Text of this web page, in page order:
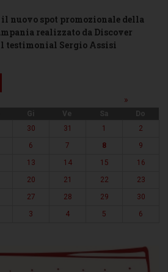
il nuovo spot promozionale della
realizzato da Discover
testimonial Sergio Assisi
»
Gi Ve Sa
Do
30 31 1
2
6 7 8
9
13 14 15
16
20 21 22
23
27 28 29
30
3 4 5 6